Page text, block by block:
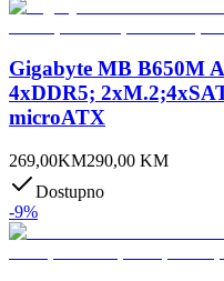
Gigabyte MB B650M
4xDDR5;
microATX
269,00KM290,00 KM
Dostupno
-9%